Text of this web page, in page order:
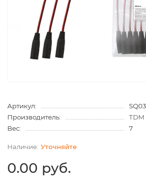
Артикул:
Производитель:
TDM
Вес:
7
Уточняйте
0.00 руб.